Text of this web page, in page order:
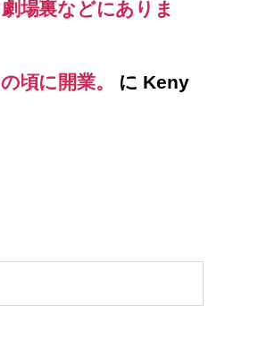
場裏などにありま
頃に開業。 に Keny